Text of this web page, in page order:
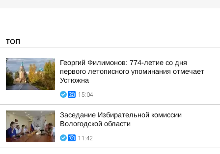
ТОП
Георгий Филимонов: 774-летие со дня
первого летописного упоминания отмечает
Устюжна
15:04
Заседание Избирательной комиссии
Вологодской области
11:42